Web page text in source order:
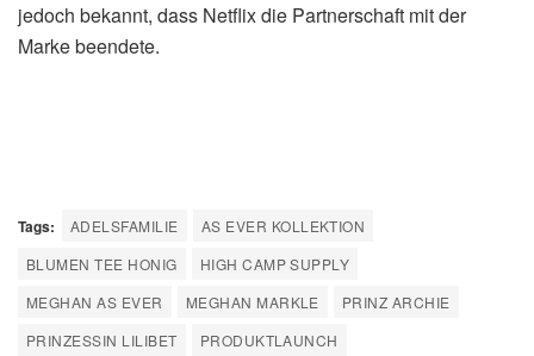
jedoch bekannt, dass Netflix die Partnerschaft mit der
Marke beendete.
Tags: ADELSFAMILIE
AS EVER KOLLEKTION
BLUMEN TEE HONIG
HIGH CAMP SUPPLY
MEGHAN AS EVER
MEGHAN MARKLE
PRINZ ARCHIE
PRINZESSIN LILIBET
PRODUKTLAUNCH